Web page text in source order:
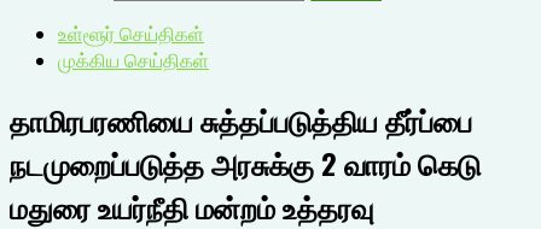
உள்ளூர் செய்திகள்
முக்கிய செய்திகள்
தாமிரபரணியை சுத்தப்படுத்திய தீர்ப்பை
நடமுறைப்படுத்த அரசுக்கு 2 வாரம் கெடு
மதுரை உயர்நீதி மன்றம் உத்தரவு